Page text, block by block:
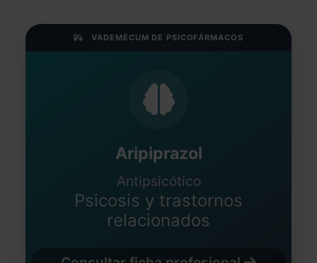
VADEMÉCUM DE PSICOFÁRMACOS
Aripiprazol
Antipsicótico
Psicosis y trastornos
relacionados